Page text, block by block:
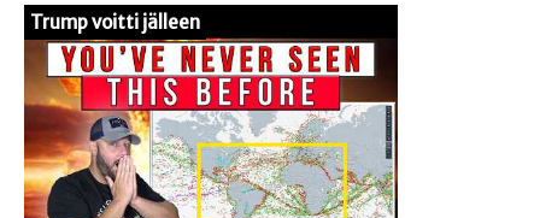
Trump voitti jälleen